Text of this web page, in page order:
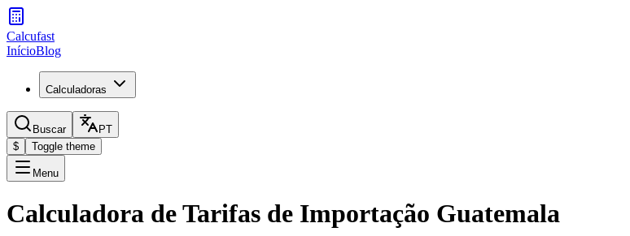
Calcufast
InícioBlog
Calculadoras
Buscar
PT
$
Toggle theme
Menu
Calculadora de Tarifas de Importação Guatemala